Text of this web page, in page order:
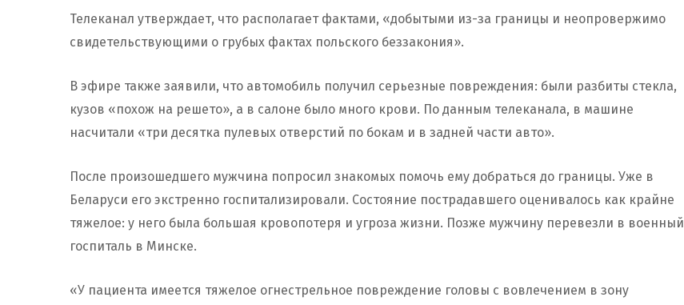
Телеканал утверждает, что располагает фактами, «добытыми из-за границы и неопровержимо
свидетельствующими о грубых фактах польского беззакония».
В эфире также заявили, что автомобиль получил серьезные повреждения: были разбиты стекла,
кузов «похож на решето», а в салоне было много крови. По данным телеканала, в машине
насчитали «три десятка пулевых отверстий по бокам и в задней части авто».
После произошедшего мужчина попросил знакомых помочь ему добраться до границы. Уже в
Беларуси его экстренно госпитализировали. Состояние пострадавшего оценивалось как крайне
тяжелое: у него была большая кровопотеря и угроза жизни. Позже мужчину перевезли в военный
госпиталь в Минске.
«У пациента имеется тяжелое огнестрельное повреждение головы с вовлечением в зону